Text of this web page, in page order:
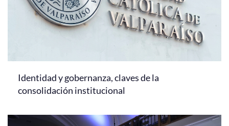
Identidad y gobernanza, claves de la
consolidación institucional